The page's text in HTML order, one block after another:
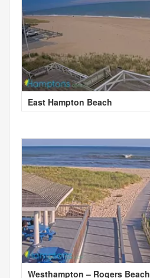
East Hampton Beach
Westhampton – Rogers Beach